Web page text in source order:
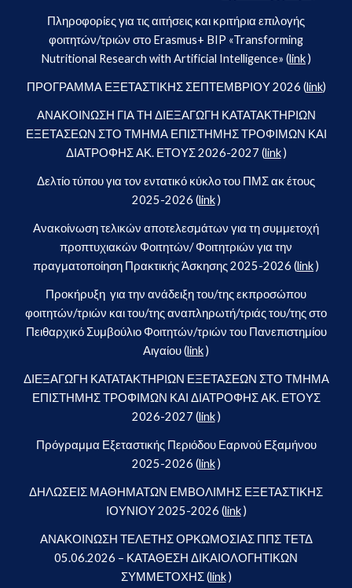
Πληροφορίες για τις αιτήσεις και κριτήρια επιλογής
φοιτητών/τριών στο Erasmus+ BIP «Transforming
Nutritional Research with Artificial Intelligence» (link)
ΠΡΟΓΡΑΜΜΑ ΕΞΕΤΑΣΤΙΚΗΣ ΣΕΠΤΕΜΒΡΙΟΥ 2026 (link)
ΑΝΑΚΟΙΝΩΣΗ ΓΙΑ ΤΗ ΔΙΕΞΑΓΩΓΗ ΚΑΤΑΤΑΚΤΗΡΙΩΝ
ΕΞΕΤΑΣΕΩΝ ΣΤΟ ΤΜΗΜΑ ΕΠΙΣΤΗΜΗΣ ΤΡΟΦΙΜΩΝ ΚΑΙ
ΔΙΑΤΡΟΦΗΣ ΑΚ. ΕΤΟΥΣ 2026-2027 (link )
Δελτίο τύπου για τον εντατικό κύκλο του ΠΜΣ ακ έτους
2025-2026 (link )
Ανακοίνωση τελικών αποτελεσμάτων για τη συμμετοχή
προπτυχιακών Φοιτητών/ Φοιτητριών για την
πραγματοποίηση Πρακτικής Άσκησης 2025-2026 (link)
Προκήρυξη για την ανάδειξη του/της εκπροσώπου
φοιτητών/τριών και του/της αναπληρωτή/τριάς του/της στο
Πειθαρχικό Συμβούλιο Φοιτητών/τριών του Πανεπιστημίου
Αιγαίου (link)
ΔΙΕΞΑΓΩΓΗ ΚΑΤΑΤΑΚΤΗΡΙΩΝ ΕΞΕΤΑΣΕΩΝ ΣΤΟ ΤΜΗΜΑ
ΕΠΙΣΤΗΜΗΣ ΤΡΟΦΙΜΩΝ ΚΑΙ ΔΙΑΤΡΟΦΗΣ ΑΚ. ΕΤΟΥΣ
2026-2027 (link )
Πρόγραμμα Εξεταστικής Περιόδου Εαρινού Εξαμήνου
2025-2026 (link )
ΔΗΛΩΣΕΙΣ ΜΑΘΗΜΑΤΩΝ ΕΜΒΟΛΙΜΗΣ ΕΞΕΤΑΣΤΙΚΗΣ
ΙΟΥΝΙΟΥ 2025-2026 (link )
ΑΝΑΚΟΙΝΩΣΗ ΤΕΛΕΤΗΣ ΟΡΚΩΜΟΣΙΑΣ ΠΠΣ ΤΕΤΔ
05.06.2026 – ΚΑΤΑΘΕΣΗ ΔΙΚΑΙΟΛΟΓΗΤΙΚΩΝ
ΣΥΜΜΕΤΟΧΗΣ (link )